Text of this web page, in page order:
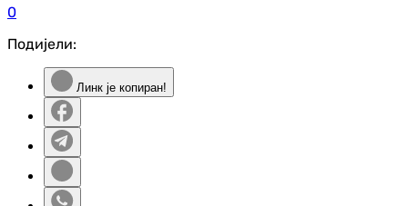
0
Подијели:
Линк је копиран!